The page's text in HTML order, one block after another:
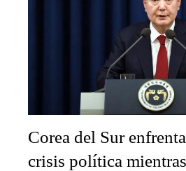
Corea del Sur
crisis política